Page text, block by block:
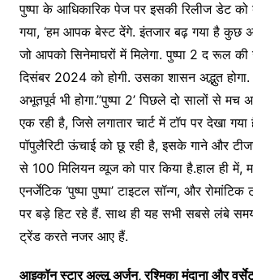
पुष्पा के आधिकारिक पेज पर इसकी रिलीज डेट को
गया, ‘हम आपक बेस्ट देंगे. इंतजार बढ़ गया है कुछ
जो आपको सिनेमाघरों में मिलेगा. पुष्पा 2 द रूल
दिसंबर 2024 को होगी. उसका शासन अद्भुत
अभूतपूर्व भी होगा.”पुष्पा 2’ पिछले दो सालों से
एक रही है, जिसे लगातार चार्ट में टॉप पर देखा
पॉपुलैरिटी ऊंचाई को छू रही है, इसके गाने और
से 100 मिलियन व्यूज को पार किया है.हाल ही में,
एनर्जेटिक ‘पुष्पा पुष्पा’ टाइटल सॉन्ग, और रोमांटिक
पर बड़े हिट रहे हैं. साथ ही यह सभी सबसे लंबे
ट्रेंड करते नजर आए हैं.
आइकॉन स्टार अल्लू अर्जुन, रश्मिका मंदाना और